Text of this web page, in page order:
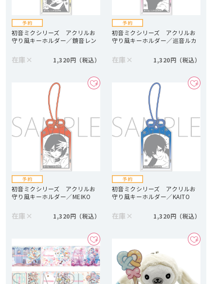
初音ミクシリーズ アクリルお
守り風キーホルダー／鏡音レン
在庫 × 1,320円
初音ミクシリーズ アクリルお
守り風キーホルダー／巡音ルカ
在庫 × 1,320円
初音ミクシリーズ アクリルお
守り風キーホルダー／MEIKO
在庫 × 1,320円
初音ミクシリーズ アクリルお
守り風キーホルダー／KAITO
在庫 × 1,320円